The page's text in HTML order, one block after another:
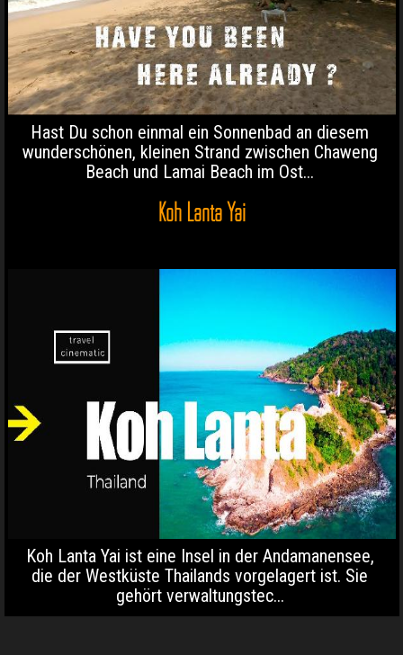
Hast Du schon einmal ein Sonnenbad an diesem
wunderschönen, kleinen Strand zwischen Chaweng
Beach und Lamai Beach im Ost...
Koh Lanta Yai
Koh Lanta Yai ist eine Insel in der Andamanensee,
die der Westküste Thailands vorgelagert ist. Sie
gehört verwaltungstec...